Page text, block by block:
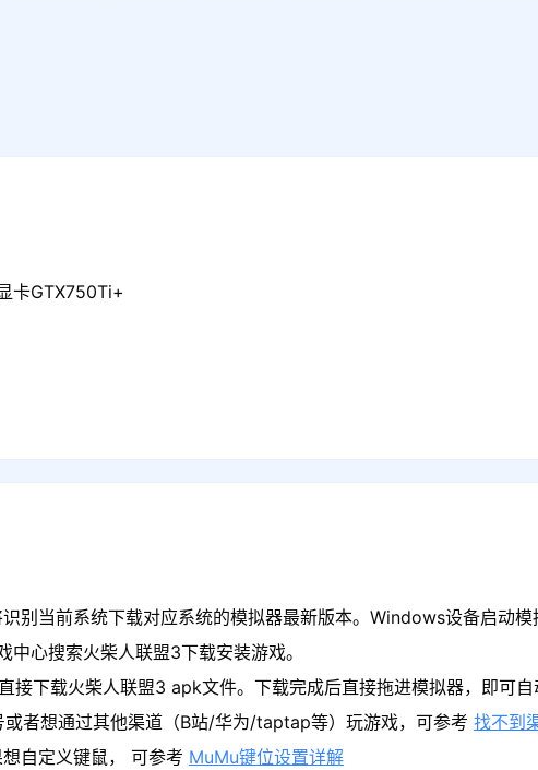
卡GTX750Ti+
别当前系统下载对应系统的模拟器最新版本。Windows设备启动
心搜索火柴人联盟3下载安装游戏。
下载火柴人联盟3 apk文件。下载完成后直接拖进模拟器，即可自
者想通过其他渠道（B站/华为/taptap等）玩游戏，可参考 找不到
自定义键鼠， 可参考 MuMu键位设置详解